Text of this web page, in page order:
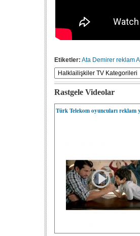
Etiketler: Ata Demirer reklam
Rastgele Videolar
Türk Telekom oyuncuları reklam